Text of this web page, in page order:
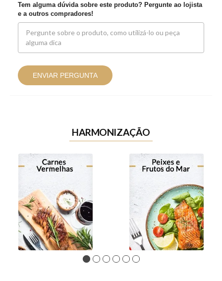
Tem alguma dúvida sobre este produto? Pergunte ao lojista
e a outros compradores!
ENVIAR PERGUNTA
HARMONIZAÇÃO
1 2 3 4 5 6